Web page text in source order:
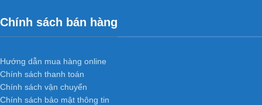
Chính sách bán hàng
Hướng dẫn mua hàng online
Chính sách thanh toán
Chính sách vận chuyển
Chính sách bảo mật thông tin